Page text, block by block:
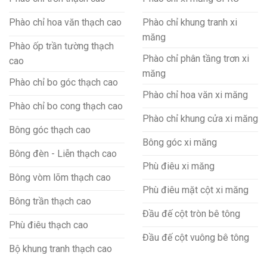
Phào chỉ hoa văn thạch cao
Phào ốp trần tường thạch
cao
Phào chỉ bo góc thạch cao
Phào chỉ bo cong thạch cao
Bông góc thạch cao
Bông đèn - Liễn thạch cao
Bông vòm lõm thạch cao
Bông trần thạch cao
Phù điêu thạch cao
Bộ khung tranh thạch cao
Phào chỉ khung tranh xi
măng
Phào chỉ phân tầng trơn xi
măng
Phào chỉ hoa văn xi măng
Phào chỉ khung cửa xi măng
Bông góc xi măng
Phù điêu xi măng
Phù điêu mặt cột xi măng
Đầu đế cột tròn bê tông
Đầu đế cột vuông bê tông